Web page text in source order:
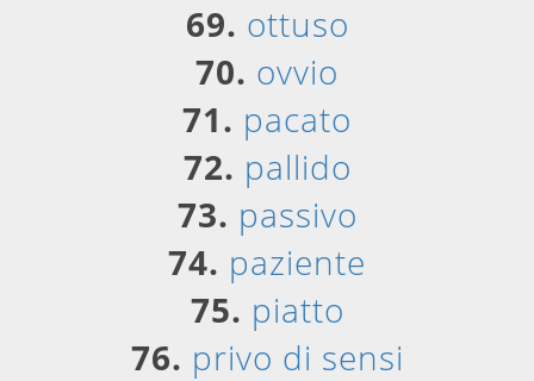
69. ottuso
70. ovvio
71. pacato
72. pallido
73. passivo
74. paziente
75. piatto
76. privo di sensi